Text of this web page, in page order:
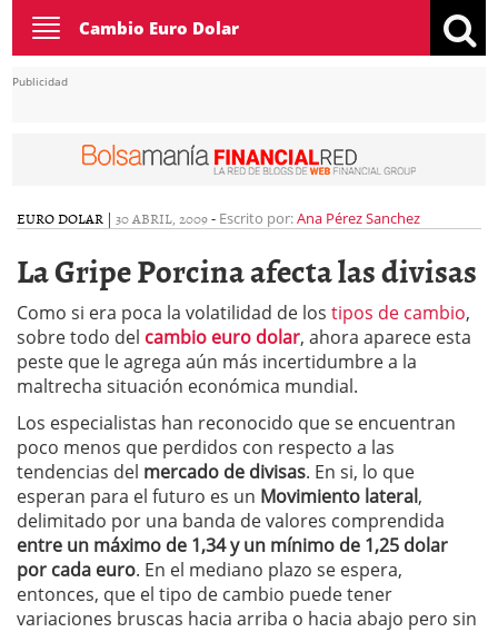
Toggle
navigation
Cambio Euro Dolar
Publicidad
EURO DOLAR | 30 ABRIL, 2009- Escrito por:Ana Pérez Sanchez
La Gripe Porcina afecta las divisas
Como si era poca la volatilidad de los tipos de cambio,
sobre todo del cambio euro dolar, ahora aparece esta
peste que le agrega aún más incertidumbre a la
maltrecha situación económica mundial.
Los especialistas han reconocido que se encuentran
poco menos que perdidos con respecto a las
tendencias del mercado de divisas. En si, lo que
esperan para el futuro es un Movimiento lateral,
delimitado por una banda de valores comprendida
entre un máximo de 1,34 y un mínimo de 1,25 dolar
por cada euro. En el mediano plazo se espera,
entonces, que el tipo de cambio puede tener
variaciones bruscas hacia arriba o hacia abajo pero sin